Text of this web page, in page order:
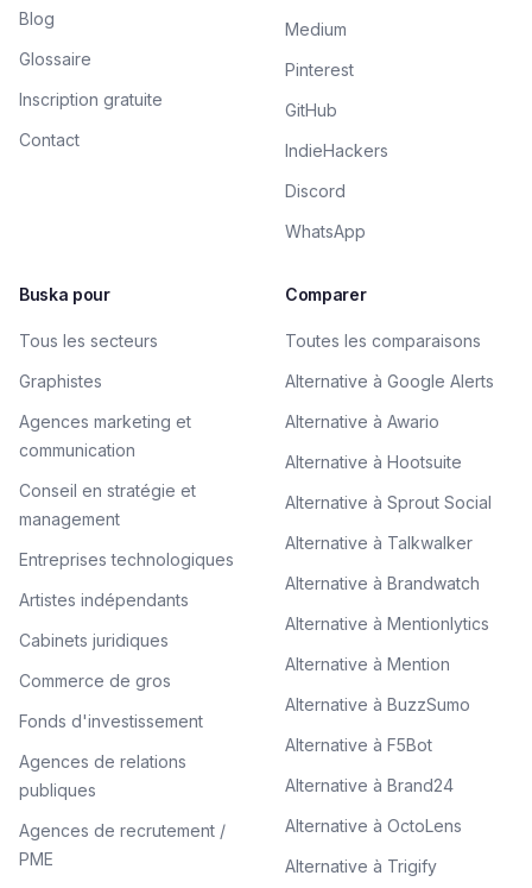
Blog
Glossaire
Inscription gratuite
Contact
Medium
Pinterest
GitHub
IndieHackers
Discord
WhatsApp
Buska pour
Tous les secteurs
Graphistes
Agences marketing et
communication
Conseil en stratégie et
management
Entreprises technologiques
Artistes indépendants
Cabinets juridiques
Commerce de gros
Fonds d'investissement
Agences de relations
publiques
Agences de recrutement /
PME
Comparer
Toutes les comparaisons
Alternative à Google Alerts
Alternative à Awario
Alternative à Hootsuite
Alternative à Sprout Social
Alternative à Talkwalker
Alternative à Brandwatch
Alternative à Mentionlytics
Alternative à Mention
Alternative à BuzzSumo
Alternative à F5Bot
Alternative à Brand24
Alternative à OctoLens
Alternative à Trigify